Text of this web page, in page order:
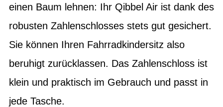
einen Baum lehnen: Ihr Qibbel Air ist dank des
robusten Zahlenschlosses stets gut gesichert.
Sie können Ihren Fahrradkindersitz also
beruhigt zurücklassen. Das Zahlenschloss ist
klein und praktisch im Gebrauch und passt in
jede Tasche.